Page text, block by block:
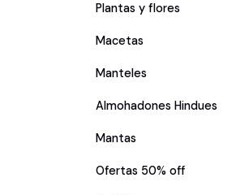
Plantas y flores
Macetas
Manteles
Almohadones Hindues
Mantas
Ofertas 50% off